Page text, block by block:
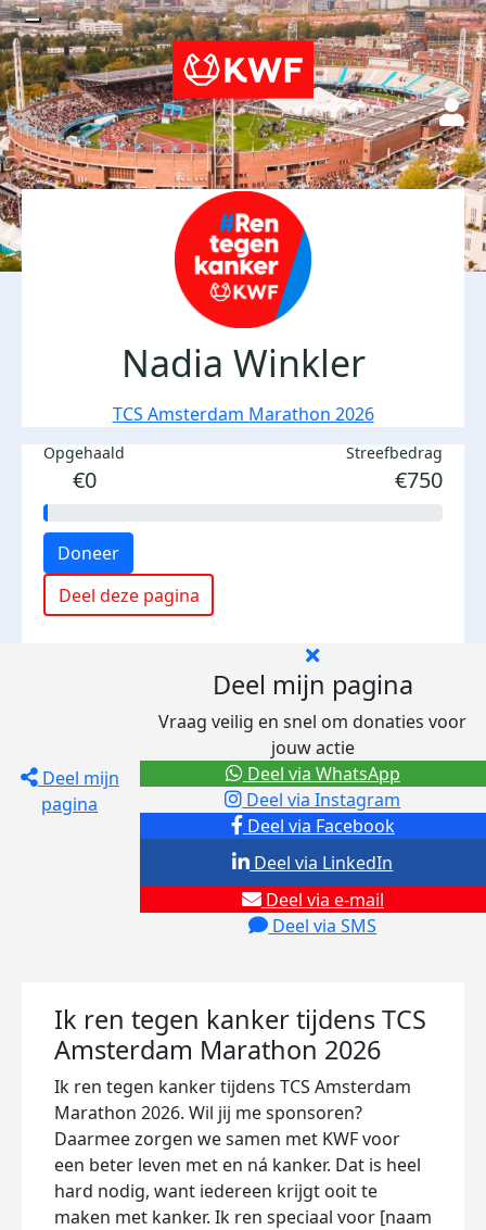
Nadia Winkler
TCS Amsterdam Marathon 2026
Opgehaald
€0
Streefbedrag
€750
Doneer
Deel deze pagina
Deel mijn
pagina
Deel mijn pagina
Vraag veilig en snel om donaties voor
jouw actie
Deel via Facebook
Deel via Instagram
Deel via e-mail
Deel via SMS
Deel via LinkedIn
Deel via WhatsApp
Ik ren tegen kanker tijdens TCS
Amsterdam Marathon 2026
Ik ren tegen kanker tijdens TCS Amsterdam
Marathon 2026. Wil jij me sponsoren?
Daarmee zorgen we samen met KWF voor
een beter leven met en ná kanker. Dat is heel
hard nodig, want iedereen krijgt ooit te
maken met kanker. Ik ren speciaal voor [naam